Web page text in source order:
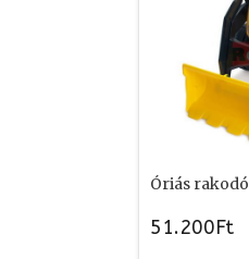
Óriás rakodó
51.200Ft